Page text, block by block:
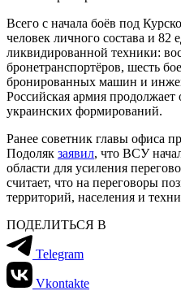
Всего с начала боёв под
человек личного состава и
ликвидированной техники:
бронетранспортёров, шесть
бронированных машин и
Российская армия
украинских формирований.
Ранее советник главы офиса
Подоляк заявил, что ВСУ
области для усиления
считает, что на переговоры
территорий, населения и
ПОДЕЛИТЬСЯ В
Telegram
Vkontakte